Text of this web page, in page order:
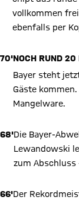
vollkommen
ebenfalls per
70'NOCH RUND 20
Bayer steht
Gäste
Mangelware.
68'Die Bayer-
Lewandowski
zum Abschluss
66'Der